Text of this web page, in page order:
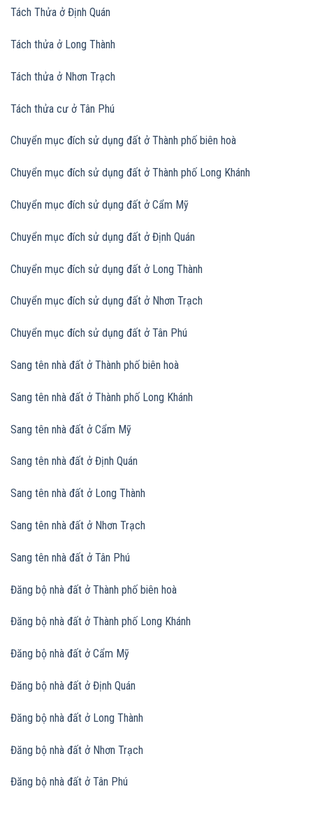
Tách Thửa ở Định Quán
Tách thửa ở Long Thành
Tách thửa ở Nhơn Trạch
Tách thửa cư ở Tân Phú
Chuyển mục đích sử dụng đất ở Thành phố biên hoà
Chuyển mục đích sử dụng đất ở Thành phố Long Khánh
Chuyển mục đích sử dụng đất ở Cẩm Mỹ
Chuyển mục đích sử dụng đất ở Định Quán
Chuyển mục đích sử dụng đất ở Long Thành
Chuyển mục đích sử dụng đất ở Nhơn Trạch
Chuyển mục đích sử dụng đất ở Tân Phú
Sang tên nhà đất ở Thành phố biên hoà
Sang tên nhà đất ở Thành phố Long Khánh
Sang tên nhà đất ở Cẩm Mỹ
Sang tên nhà đất ở Định Quán
Sang tên nhà đất ở Long Thành
Sang tên nhà đất ở Nhơn Trạch
Sang tên nhà đất ở Tân Phú
Đăng bộ nhà đất ở Thành phố biên hoà
Đăng bộ nhà đất ở Thành phố Long Khánh
Đăng bộ nhà đất ở Cẩm Mỹ
Đăng bộ nhà đất ở Định Quán
Đăng bộ nhà đất ở Long Thành
Đăng bộ nhà đất ở Nhơn Trạch
Đăng bộ nhà đất ở Tân Phú